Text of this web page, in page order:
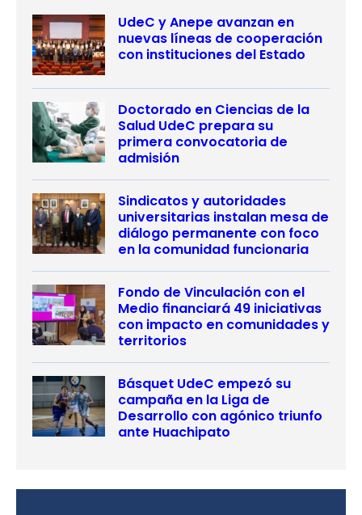
UdeC y Anepe avanzan en
nuevas líneas de cooperación
con instituciones del Estado
Doctorado en Ciencias de la
Salud UdeC prepara su
primera convocatoria de
admisión
Sindicatos y autoridades
universitarias instalan mesa de
diálogo permanente con foco
en la comunidad funcionaria
Fondo de Vinculación con el
Medio financiará 49 iniciativas
con impacto en comunidades y
territorios
Básquet UdeC empezó su
campaña en la Liga de
Desarrollo con agónico triunfo
ante Huachipato